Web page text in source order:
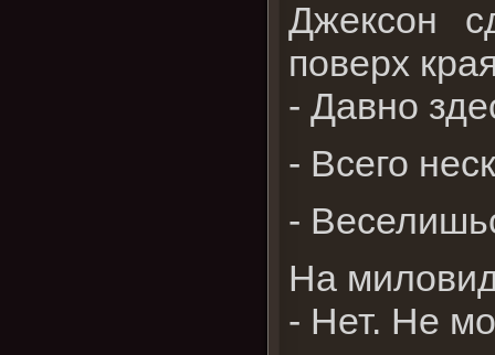
Джексон
поверх
- Давно
- Всего
-
На
- Нет. Не